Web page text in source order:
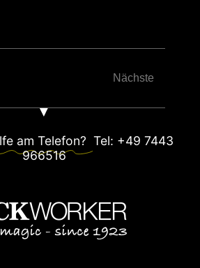
Nächste
am Telefon? Tel: +49 7443
966516